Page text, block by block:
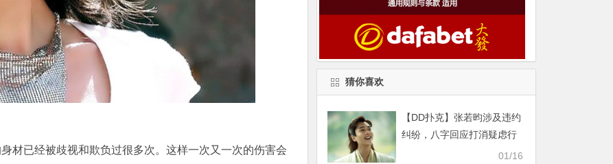
材已经被歧视和欺负过很多次。这样一次又一次的伤害会
猜你喜欢
【DD扑克】张若昀涉及违约
纠纷，八字回应打消疑虑行
01/16